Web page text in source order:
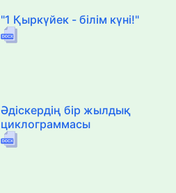
"1 Қыркүйек - білім күні!"
Әдіскердің бір жылдық
циклограммасы